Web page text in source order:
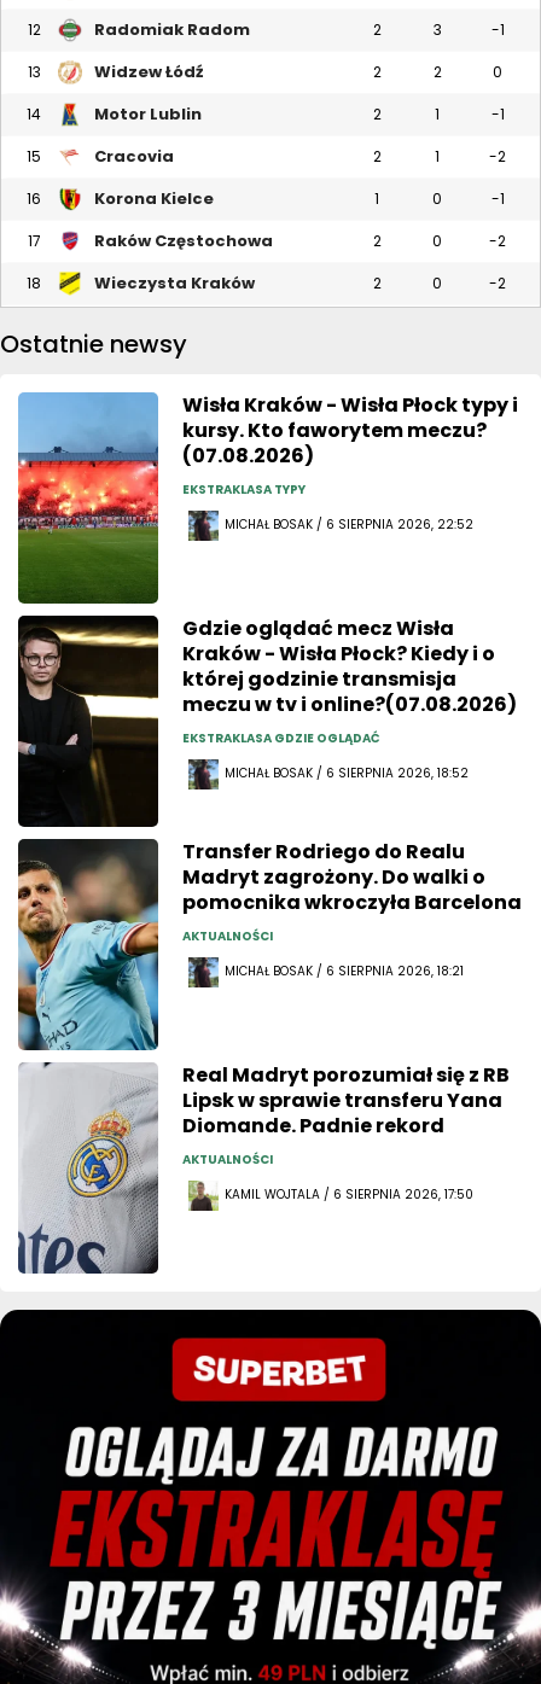
12 Radomiak Radom 2 3 -1
13 Widzew Łódź 2 2 0
14 Motor Lublin 2 1 -1
15 Cracovia 2 1 -2
16 Korona Kielce 1 0 -1
17 Raków Częstochowa 2 0 -2
18 Wieczysta Kraków 2 0 -2
Ostatnie newsy
Wisła Kraków - Wisła Płock typy i
kursy. Kto faworytem meczu?
(07.08.2026)
EKSTRAKLASA TYPY
MICHAŁ BOSAK / 6 SIERPNIA 2026, 22:52
Gdzie oglądać mecz Wisła
Kraków - Wisła Płock? Kiedy i o
której godzinie transmisja
meczu w tv i online?(07.08.2026)
EKSTRAKLASA GDZIE OGLĄDAĆ
MICHAŁ BOSAK / 6 SIERPNIA 2026, 18:52
Transfer Rodriego do Realu
Madryt zagrożony. Do walki o
pomocnika wkroczyła Barcelona
AKTUALNOŚCI
MICHAŁ BOSAK / 6 SIERPNIA 2026, 18:21
Real Madryt porozumiał się z RB
Lipsk w sprawie transferu Yana
Diomande. Padnie rekord
AKTUALNOŚCI
KAMIL WOJTALA / 6 SIERPNIA 2026, 17:50